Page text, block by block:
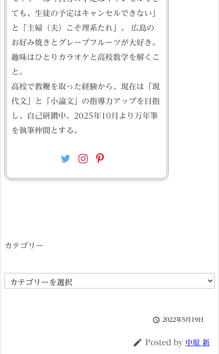
ても、生徒の予定はキャンセルできない」
と「主婦（夫）こそ理系たれ」。 広島の
お好み焼きとグレープフルーツが大好き。
趣味はひとりカラオケと高校数学を解くこ
と。
高校で教鞭を取った経験から、現在は「現
代文」と「小論文」の指導力アップを目指
し、自己研鑽中。2025年10月より万年筆
を執筆仲間とする。
カテゴリー
カ
 2022年5月19日
 Posted by 中原 新